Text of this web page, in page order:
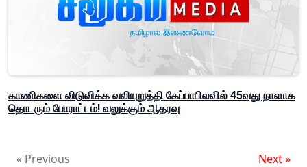
காணிகளை விடுவிக்க வலியுறுத்தி கேப்பாபிலவில் 45வது நாளாக
தொடரும் போராட்டம்! வலுக்கும் ஆதரவு
« Previous Next »